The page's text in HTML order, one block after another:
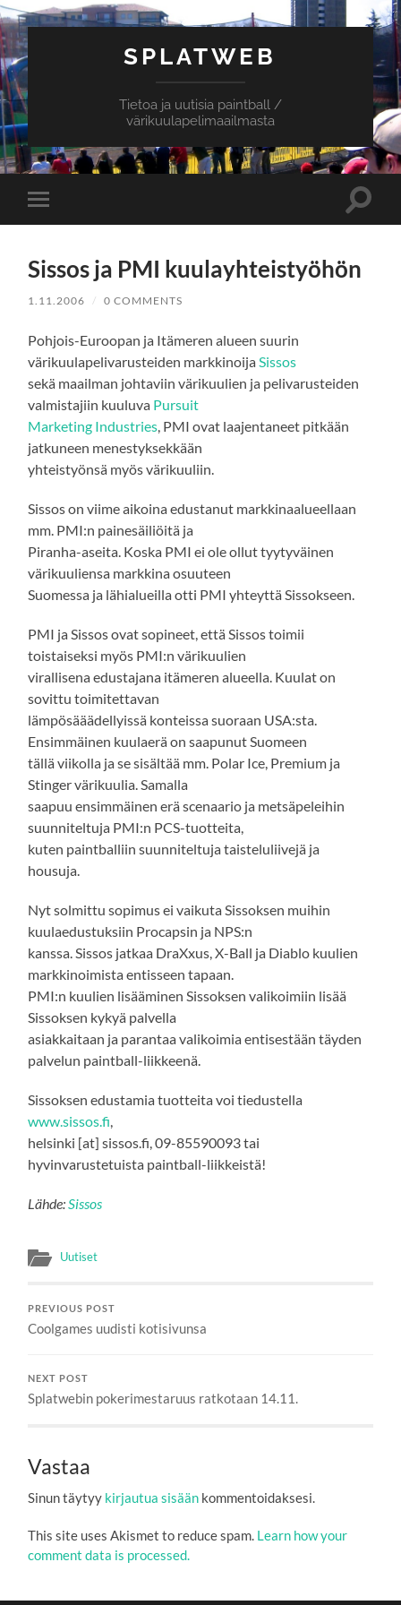
SPLATWEB
Tietoa ja uutisia paintball /
värikuulapelimaailmasta
Toggle
mobile
Toggle
Sissos ja PMI kuulayhteistyöhön
1.11.2006 / 0 COMMENTS
Pohjois-Euroopan ja Itämeren alueen suurin
värikuulapelivarusteiden markkinoija Sissos
sekä maailman johtaviin värikuulien ja pelivarusteiden
valmistajiin kuuluva Pursuit
Marketing Industries , PMI ovat laajentaneet pitkään
jatkuneen menestyksekkään
yhteistyönsä myös värikuuliin.
Sissos on viime aikoina edustanut markkinaalueellaan
mm. PMI:n painesäiliöitä ja
Piranha-aseita. Koska PMI ei ole ollut tyytyväinen
värikuuliensa markkina osuuteen
Suomessa ja lähialueilla otti PMI yhteyttä Sissokseen.
PMI ja Sissos ovat sopineet, että Sissos toimii
toistaiseksi myös PMI:n värikuulien
virallisena edustajana itämeren alueella. Kuulat on
sovittu toimitettavan
lämpösääädellyissä konteissa suoraan USA:sta.
Ensimmäinen kuulaerä on saapunut Suomeen
tällä viikolla ja se sisältää mm. Polar Ice, Premium ja
Stinger värikuulia. Samalla
saapuu ensimmäinen erä scenaario ja metsäpeleihin
suunniteltuja PMI:n PCS-tuotteita,
kuten paintballiin suunniteltuja taisteluliivejä ja
housuja.
Nyt solmittu sopimus ei vaikuta Sissoksen muihin
kuulaedustuksiin Procapsin ja NPS:n
kanssa. Sissos jatkaa DraXxus, X-Ball ja Diablo kuulien
markkinoimista entisseen tapaan.
PMI:n kuulien lisääminen Sissoksen valikoimiin lisää
Sissoksen kykyä palvella
asiakkaitaan ja parantaa valikoimia entisestään täyden
palvelun paintball-liikkeenä.
Sissoksen edustamia tuotteita voi tiedustella
www.sissos.fi
helsinki [at] sissos.fi, 09-85590093 tai
hyvinvarustetuista paintball-liikkeistä!
Lähde: Sissos
Uutiset
PREVIOUS POST
Coolgames uudisti kotisivunsa
NEXT POST
Splatwebin pokerimestaruus ratkotaan 14.11.
Vastaa
Sinun täytyy kirjautua sisään kommentoidaksesi.
This site uses Akismet to reduce spam. Learn how your
comment data is processed.